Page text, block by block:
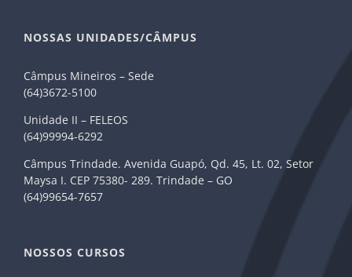
NOSSAS UNIDADES/CÂMPUS
Câmpus Mineiros – Sede
(64)3672-5100
Unidade II – FELEOS
(64)99994-6292
Câmpus Trindade. Avenida Guapó, Qd. 45, Lt. 02, Setor
Maysa I. CEP 75380- 289. Trindade – GO
(64)99654-7657
NOSSOS CURSOS